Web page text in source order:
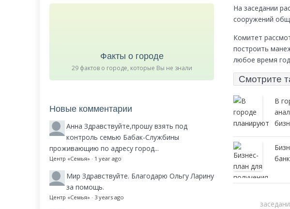
На заседании
сооружений
Комитет
построить
любое время
Смотрите
В
Факты о городе
29 фактов о городе, которые Вы не знали
Новые комментарии
Анна Здравствуйте,прошу взять под
контроль семью Бабак-Службины
проживающию по адресу город...
Центр «Семья» · 1 year ago
Мир Здравствуйте. Благодарю Ольгу Ларину
за помощь.
Центр «Семья» · 3 years ago